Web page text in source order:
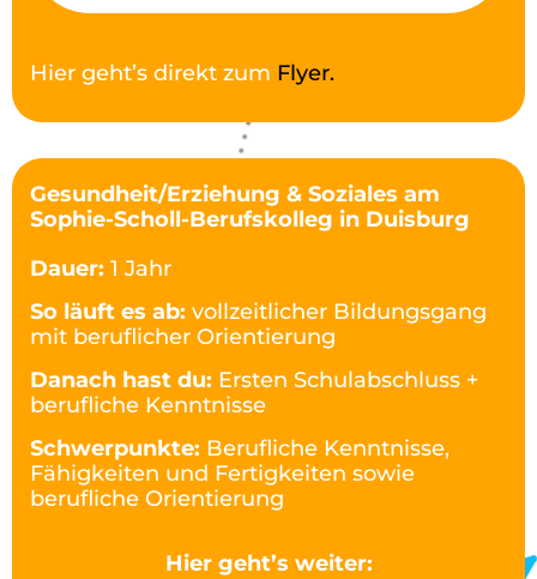
Hier geht’s direkt zum Flyer.
Gesundheit/Erziehung & Soziales am
Sophie-Scholl-Berufskolleg in Duisburg
Dauer: 1 Jahr
So läuft es ab: vollzeitlicher Bildungsgang
mit beruflicher Orientierung
Danach hast du: Ersten Schulabschluss +
berufliche Kenntnisse
Schwerpunkte: Berufliche Kenntnisse,
Fähigkeiten und Fertigkeiten sowie
berufliche Orientierung
Hier geht’s weiter: